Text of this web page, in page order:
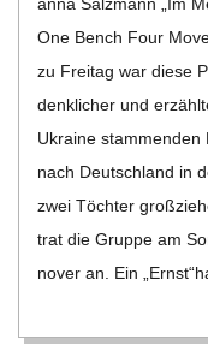
D
T
S
C
One Bench Four
zu Frei­tag war diese
denk­li­cher und
Ukraine stam­men­den
nach Deutsch­land in
zwei Töch­ter
trat die Gruppe am
no­ver an. Ein